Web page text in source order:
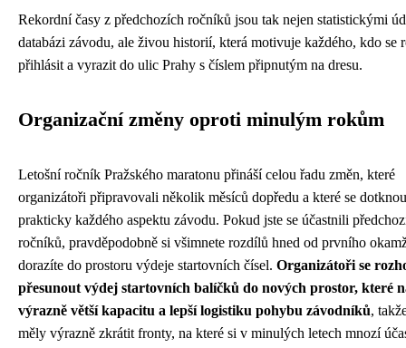
Rekordní časy z předchozích ročníků jsou tak nejen statistickými
databázi závodu, ale živou historií, která motivuje každého, kdo se
přihlásit a vyrazit do ulic Prahy s číslem připnutým na dresu.
Organizační změny oproti minulým rokům
Letošní ročník Pražského maratonu přináší celou řadu změn, které
organizátoři připravovali několik měsíců dopředu a které se dotknou
prakticky každého aspektu závodu. Pokud jste se účastnili
ročníků, pravděpodobně si všimnete rozdílů hned od prvního
dorazíte do prostoru výdeje startovních čísel. Organizátoři se
přesunout výdej startovních balíčků do nových prostor, které
výrazně větší kapacitu a lepší logistiku pohybu závodníků,
měly výrazně zkrátit fronty, na které si v minulých letech mnozí